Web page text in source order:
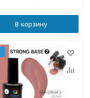
В корзину